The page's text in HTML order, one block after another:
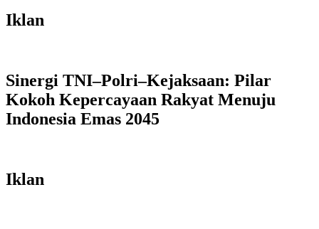
Iklan
Sinergi TNI–Polri–Kejaksaan: Pilar
Kokoh Kepercayaan Rakyat Menuju
Indonesia Emas 2045
Iklan